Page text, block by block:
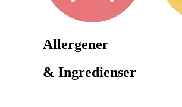
Allergener
& Ingredienser